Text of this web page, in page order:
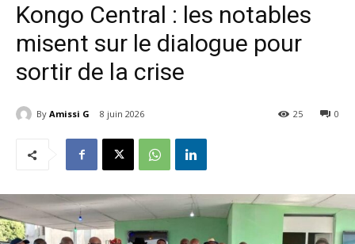
Kongo Central : les notables
misent sur le dialogue pour
sortir de la crise
By Amissi G 8 juin 2026 0
25